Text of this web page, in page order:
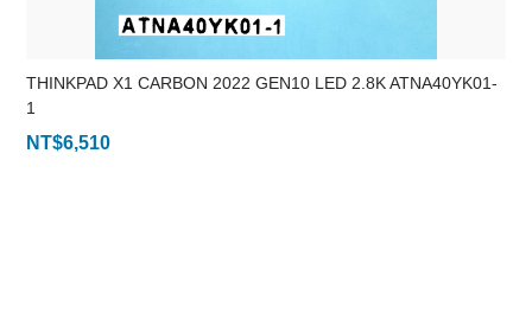
THINKPAD X1 CARBON 2022 GEN10 LED 2.8K ATNA40YK01-
1
NT$6,510